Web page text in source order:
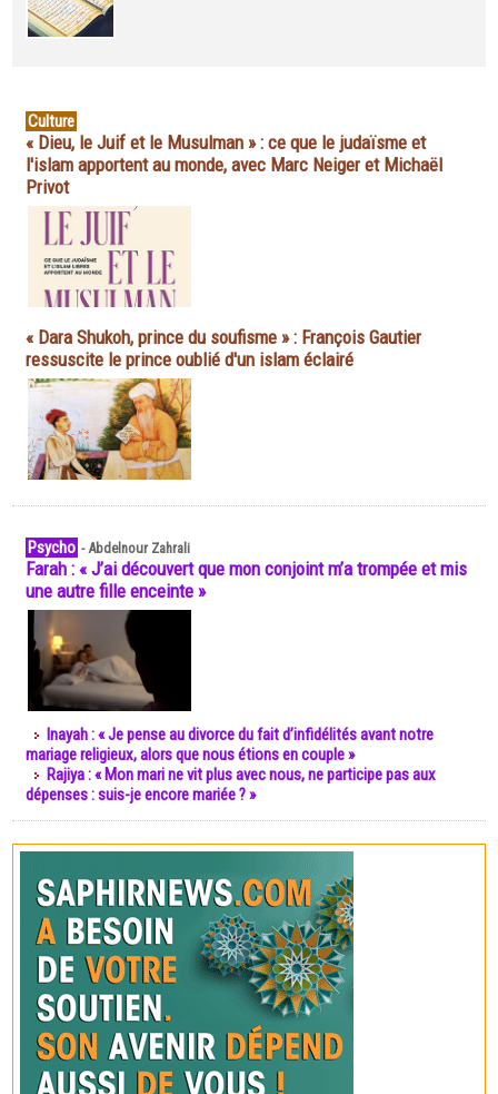
Culture
« Dieu, le Juif et le Musulman » : ce que le judaïsme et
l'islam apportent au monde, avec Marc Neiger et Michaël
Privot
« Dara Shukoh, prince du soufisme » : François Gautier
ressuscite le prince oublié d'un islam éclairé
Psycho -Abdelnour Zahrali
Farah : « J’ai découvert que mon conjoint m’a trompée et mis
une autre fille enceinte »
Inayah : « Je pense au divorce du fait d’infidélités avant notre
mariage religieux, alors que nous étions en couple »
Rajiya : « Mon mari ne vit plus avec nous, ne participe pas aux
dépenses : suis-je encore mariée ? »